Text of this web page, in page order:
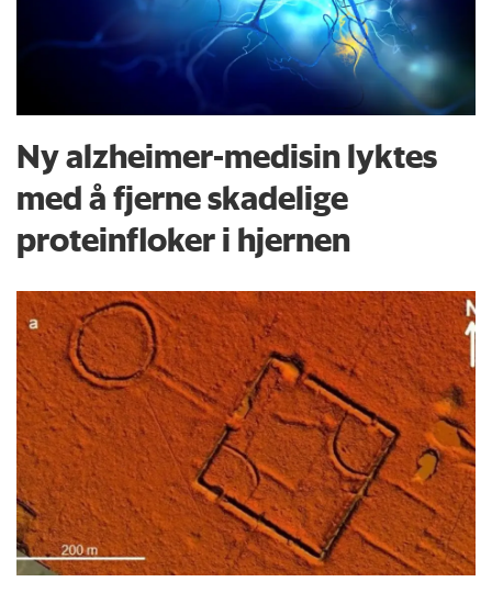
Ny alzheimer-medisin lyktes
med å fjerne skadelige
proteinfloker i hjernen